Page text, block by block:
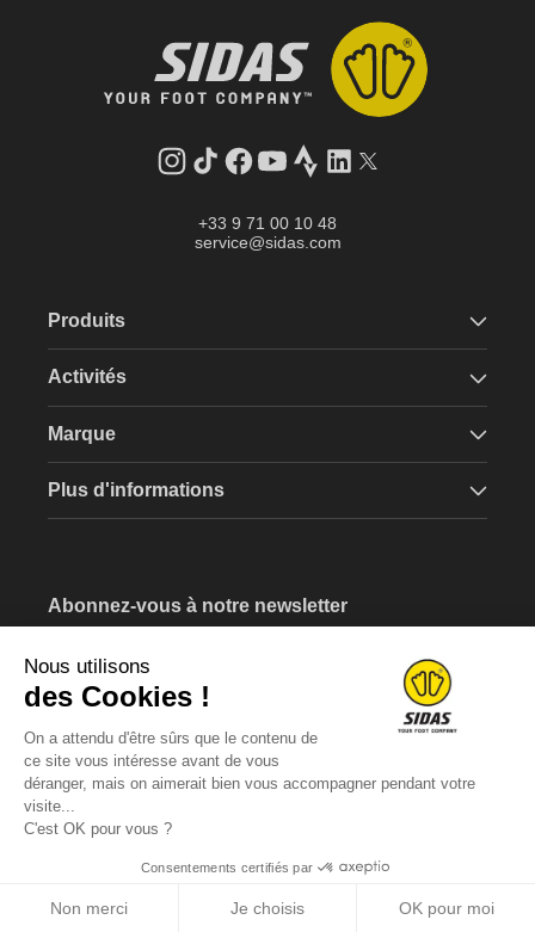
Instagram
Tik
Facebook
YouTube
StravaLinkedInTwitter
+33 9 71 00 10 48
service@sidas.com
Produits
Activités
Marque
Plus d'informations
Abonnez-vous à notre newsletter
Saissisez votre e-mail
SIDAS - 18 rue Léon Béridot - 38509 Voiron - FRANCE
Nous utilisons
des Cookies !
On a attendu d'être sûrs que le contenu de
ce site vous intéresse avant de vous
déranger, mais on aimerait bien vous accompagner pendant votre
visite...
C'est OK pour vous ?
Consentements certifiés par
Non merci Je choisis OK pour moi